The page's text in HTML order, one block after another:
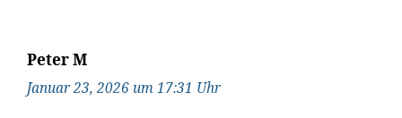
Peter M
Januar 23, 2026 um 17:31 Uhr